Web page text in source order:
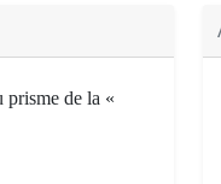
prisme de la «